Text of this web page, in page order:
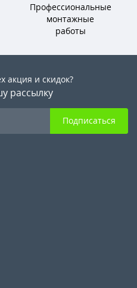
Профессиональные
монтажные
работы
акция и скидок?
рассылку
Подписаться